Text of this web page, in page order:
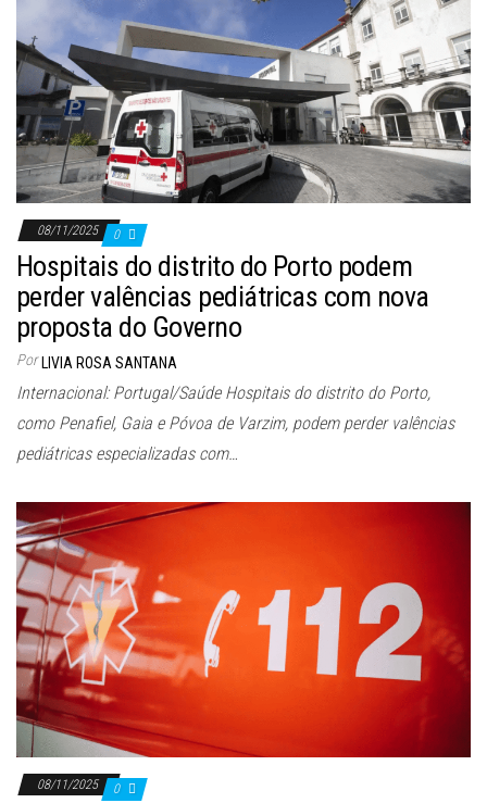
08/11/2025 0
Hospitais do distrito do Porto podem
perder valências pediátricas com nova
proposta do Governo
Por LIVIA ROSA SANTANA
Internacional: Portugal/Saúde Hospitais do distrito do Porto,
como Penafiel, Gaia e Póvoa de Varzim, podem perder valências
pediátricas especializadas com…
08/11/2025 0